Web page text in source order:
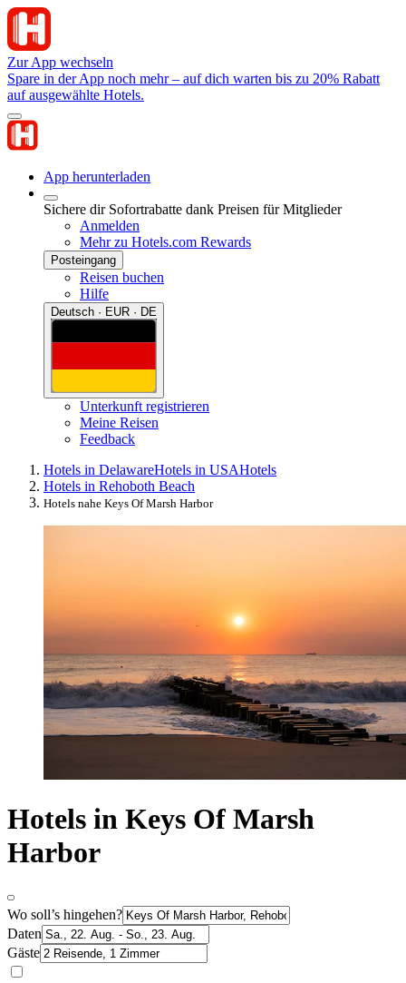
Zur App wechseln
Spare in der App noch mehr – auf dich warten bis zu 20% Rabatt
auf ausgewählte Hotels.
App herunterladen
Sichere dir Sofortrabatte dank Preisen für Mitglieder
Anmelden
Mehr zu Hotels.com Rewards
Posteingang
Reisen buchen
Hilfe
Deutsch · EUR · DE
Unterkunft registrieren
Meine Reisen
Feedback
Hotels in DelawareHotels in USAHotels
Hotels in Rehoboth Beach
Hotels nahe Keys Of Marsh Harbor
Hotels in Keys Of Marsh
Harbor
Wo soll’s hingehen?
Daten
Gäste